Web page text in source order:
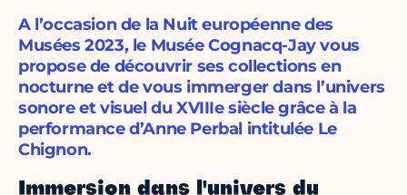
A l’occasion de la Nuit européenne des
Musées 2023, le Musée Cognacq-Jay vous
propose de découvrir ses collections en
nocturne et de vous immerger dans l’univers
sonore et visuel du XVIIIe siècle grâce à la
performance d’Anne Perbal intitulée Le
Chignon.
Immersion dans l'univers du